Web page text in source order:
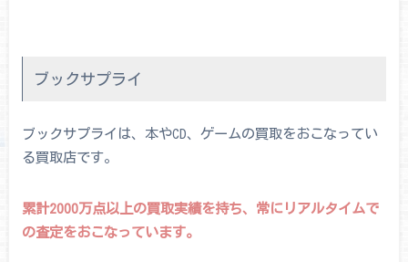
ブックサプライ
ブックサプライは、本やCD、ゲームの買取をおこなってい
る買取店です。
累計2000万点以上の買取実績を持ち、常にリアルタイムで
の査定をおこなっています。